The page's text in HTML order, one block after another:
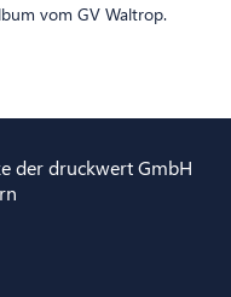
vom GV Waltrop.
der druckwert GmbH